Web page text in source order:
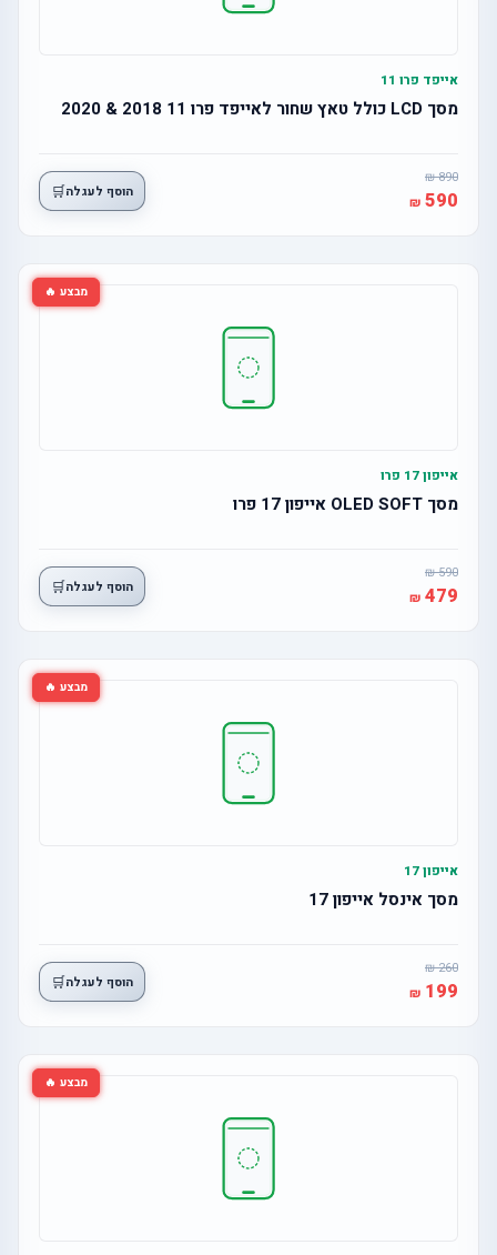
אייפד פרו 11
מסך LCD כולל טאץ שחור לאייפד פרו 11 2018 & 2020
890
590 הוסף לעגלה🛒
מבצע 🔥
אייפון 17 פרו
מסך OLED SOFT אייפון 17 פרו
590
479 הוסף לעגלה🛒
מבצע 🔥
אייפון 17
מסך אינסל אייפון 17
260
199 הוסף לעגלה🛒
מבצע 🔥